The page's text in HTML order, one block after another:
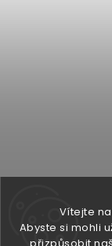
Vítejte
Abyste si mohli